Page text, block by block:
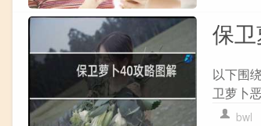
保
以下围
卫萝卜
bwl